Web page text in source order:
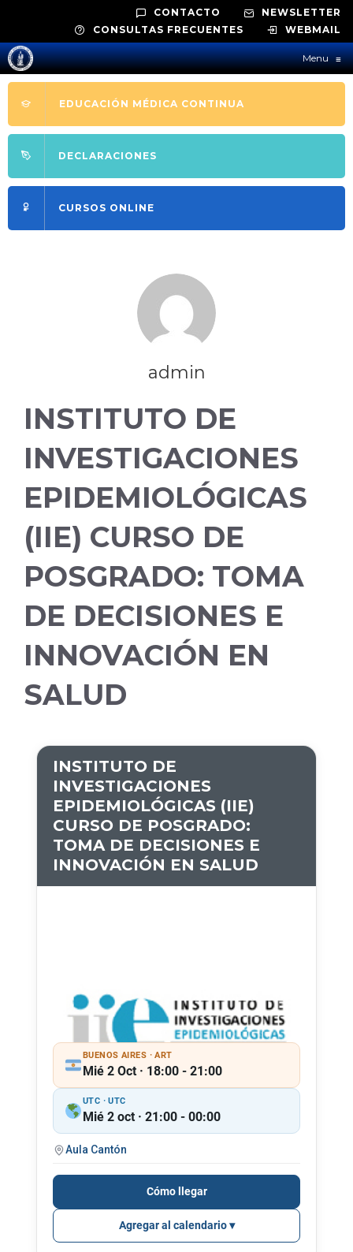
CONTACTO
NEWSLETTER
CONSULTAS FRECUENTES
WEBMAIL
Menu≡
EDUCACIÓN MÉDICA CONTINUA
DECLARACIONES
CURSOS ONLINE
admin
INSTITUTO DE
INVESTIGACIONES
EPIDEMIOLÓGICAS
(IIE) CURSO DE
POSGRADO: TOMA
DE DECISIONES E
INNOVACIÓN EN
SALUD
INSTITUTO DE
INVESTIGACIONES
EPIDEMIOLÓGICAS (IIE)
CURSO DE POSGRADO:
TOMA DE DECISIONES E
INNOVACIÓN EN SALUD
BUENOS AIRES · ART
Mié 2 Oct · 18:00 - 21:00
UTC · UTC
Mié 2 oct · 21:00 - 00:00
Aula Cantón
Cómo llegar
Agregar al calendario